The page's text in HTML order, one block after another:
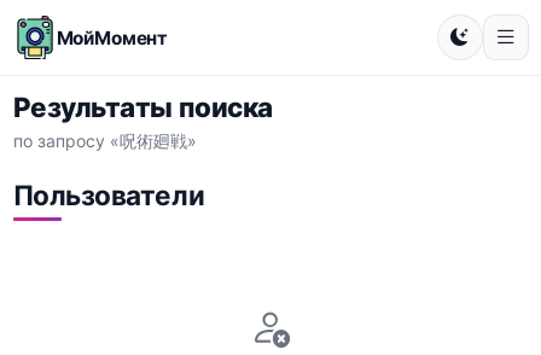
МойМомент
Результаты поиска
по запросу «呪術廻戦»
Пользователи